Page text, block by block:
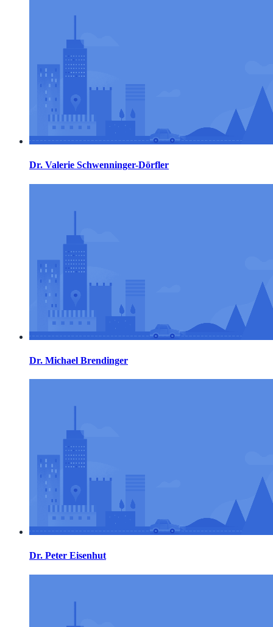
Dr. Valerie Schwenninger-Dörfler
Dr. Michael Brendinger
Dr. Peter Eisenhut